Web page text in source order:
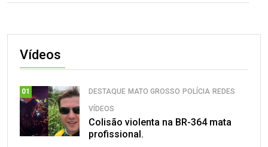
Vídeos
01 DESTAQUE MATO GROSSO POLÍCIA REDES
VÍDEOS
Colisão violenta na BR-364 mata
profissional.